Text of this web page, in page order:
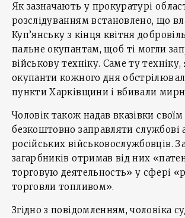
Як зазначають у прокуратурі
розслідуванням встановлено, що
Куп’янську з кінця квітня
пальне окупантам, щоб ті могли
військову техніку. Саме ту
окупанти кожного дня
пункти Харківщини і вбивали
Чоловік також надав вказівки
безкоштовно заправляти службові
російських військовослужбовців.
загарбників отримав від них
торговую деятельность» у сфері
торговли топливом».
Згідно з повідомленням, чоловіка